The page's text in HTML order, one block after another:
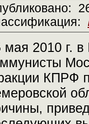
мая 2010 г.
КПРФ